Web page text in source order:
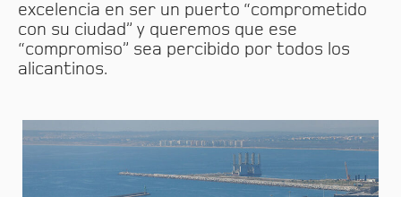
excelencia en ser un puerto “comprometido
con su ciudad” y queremos que ese
“compromiso” sea percibido por todos los
alicantinos.